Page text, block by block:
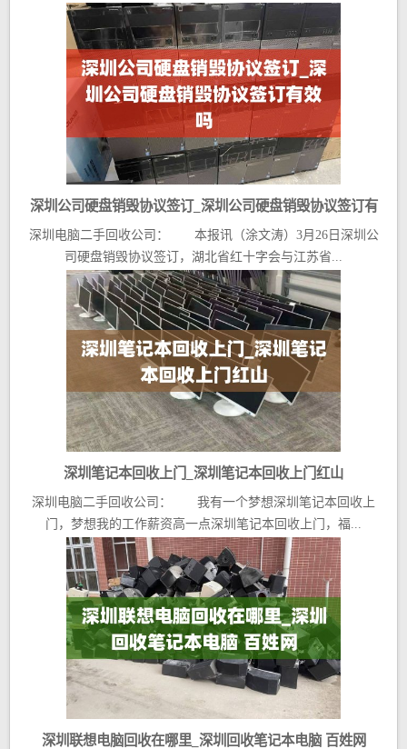
深圳公司硬盘销毁协议签订_深圳公司硬盘销毁协议签订有
效吗
深圳电脑二手回收公司： 本报讯（涂文涛）3月26日深圳公
司硬盘销毁协议签订，湖北省红十字会与江苏省...
深圳笔记本回收上门_深圳笔记本回收上门红山
深圳电脑二手回收公司： 我有一个梦想深圳笔记本回收上
门，梦想我的工作薪资高一点深圳笔记本回收上门，福...
深圳联想电脑回收在哪里_深圳回收笔记本电脑 百姓网